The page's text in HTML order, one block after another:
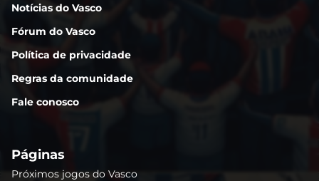
Notícias do Vasco
Fórum do Vasco
Política de privacidade
Regras da comunidade
Fale conosco
Páginas
Próximos jogos do Vasco